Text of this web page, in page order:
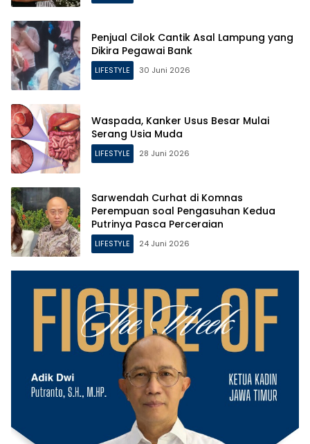
Penjual Cilok Cantik Asal Lampung yang
Dikira Pegawai Bank
LIFESTYLE 30 Juni 2026
Waspada, Kanker Usus Besar Mulai
Serang Usia Muda
LIFESTYLE 28 Juni 2026
Sarwendah Curhat di Komnas
Perempuan soal Pengasuhan Kedua
Putrinya Pasca Perceraian
LIFESTYLE 24 Juni 2026